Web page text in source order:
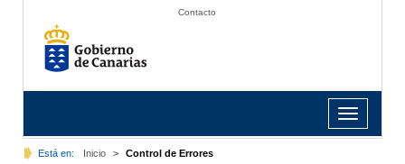
Contacto
Toggle
navigation
Está en: Inicio > Control de Errores